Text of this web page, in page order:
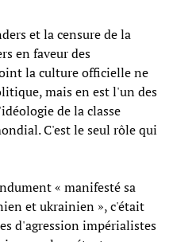
et la censure de la
en faveur des
la culture officielle ne
mais en est l'un des
de la classe
C'est le seul rôle qui
« manifesté sa
et ukrainien », c'était
d'agression impérialistes